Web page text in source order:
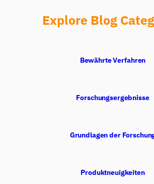
Explore Blog
Bewährte Verfahren
Forschungsergebnisse
Grundlagen der
Produktneuigkeiten